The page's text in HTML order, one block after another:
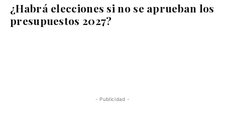
¿Habrá elecciones si no se aprueban los
presupuestos 2027?
- Publicidad -